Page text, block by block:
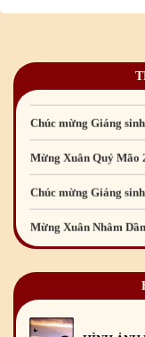
Chúc mừng Giáng
Mừng Xuân Giáp
Chúc mừng Giáng
Mừng Xuân Quý Mão
Chúc mừng Giáng
Mừng Xuân Nhâm
Mừng Xuân Tân Sửu
Chúc mừng Giáng